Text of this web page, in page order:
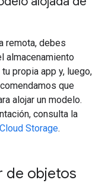
remota, debes
almacenamiento
propia app y, luego,
que
alojar un modelo.
consulta la
Storage.
de objetos